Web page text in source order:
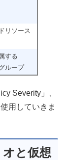
リソース
する
ループ
Severity」、
用していきま
と仮想